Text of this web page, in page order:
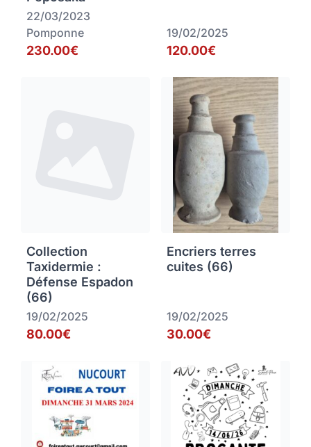
22/03/2023
Pomponne
230.00€
19/02/2025
120.00€
Collection
Taxidermie :
Défense Espadon
(66)
19/02/2025
80.00€
Encriers terres
cuites (66)
19/02/2025
30.00€